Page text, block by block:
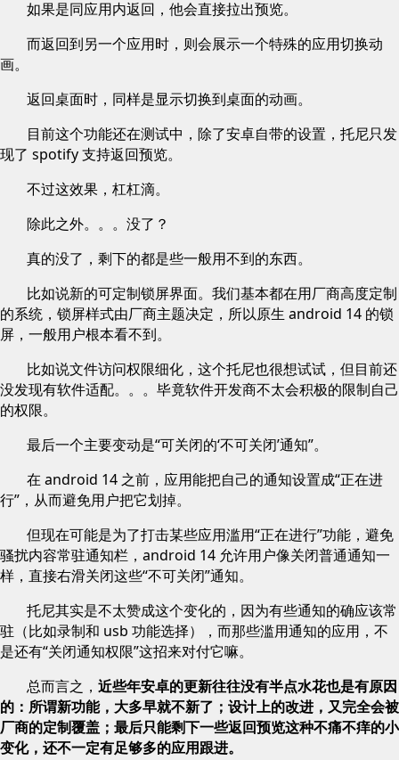
如果是同应用内返回，他会直接拉出预览。
而返回到另一个应用时，则会展示一个特殊的应用切换动
画。
返回桌面时，同样是显示切换到桌面的动画。
目前这个功能还在测试中，除了安卓自带的设置，托尼只发
现了 spotify 支持返回预览。
不过这效果，杠杠滴。
除此之外。。。没了？
真的没了，剩下的都是些一般用不到的东西。
比如说新的可定制锁屏界面。我们基本都在用厂商高度定制
的系统，锁屏样式由厂商主题决定，所以原生 android 14 的锁
屏，一般用户根本看不到。
比如说文件访问权限细化，这个托尼也很想试试，但目前还
没发现有软件适配。。。毕竟软件开发商不太会积极的限制自己
的权限。
最后一个主要变动是“可关闭的‘不可关闭’通知”。
在 android 14 之前，应用能把自己的通知设置成“正在进
行”，从而避免用户把它划掉。
但现在可能是为了打击某些应用滥用“正在进行”功能，避免
骚扰内容常驻通知栏，android 14 允许用户像关闭普通通知一
样，直接右滑关闭这些“不可关闭”通知。
托尼其实是不太赞成这个变化的，因为有些通知的确应该常
驻（比如录制和 usb 功能选择），而那些滥用通知的应用，不
是还有“关闭通知权限”这招来对付它嘛。
总而言之， 近些年安卓的更新往往没有半点水花也是有原因
的：所谓新功能，大多早就不新了；设计上的改进，又完全会被
厂商的定制覆盖；最后只能剩下一些返回预览这种不痛不痒的小
变化，还不一定有足够多的应用跟进。